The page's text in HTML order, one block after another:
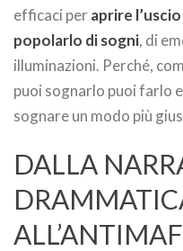
efficaci peraprire
popolarlo di sogni, di
illuminazioni. Perché,
puoi sognarlo puoi farlo
sognare un modo più
DALLA